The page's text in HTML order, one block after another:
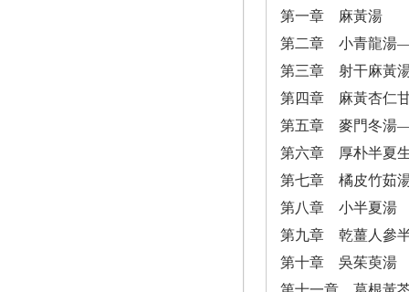
第一章 麻黃湯
第二章 小青龍湯—
第三章 射干麻黃
第四章 麻黃杏仁
第五章 麥門冬湯
第六章 厚朴半夏
第七章 橘皮竹茹
第八章 小半夏湯
第九章 乾薑人參
第十章 吳茱萸湯